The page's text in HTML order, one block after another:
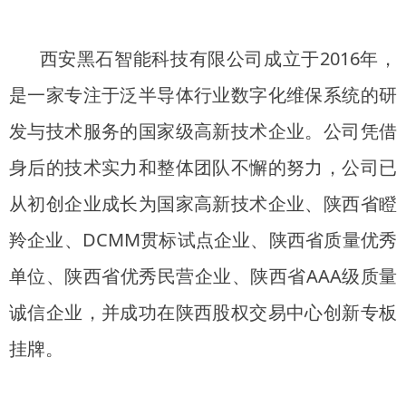
西安黑石智能科技有限公司成立于2016年，
是一家专注于泛半导体行业数字化维保系统的研
发与技术服务的国家级高新技术企业。公司凭借
身后的技术实力和整体团队不懈的努力，公司已
从初创企业成长为国家高新技术企业、陕西省瞪
羚企业、DCMM贯标试点企业、陕西省质量优秀
单位、陕西省优秀民营企业、陕西省AAA级质量
诚信企业，并成功在陕西股权交易中心创新专板
挂牌。